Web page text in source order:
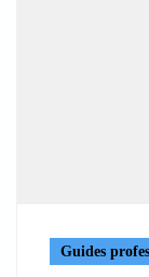
Guides